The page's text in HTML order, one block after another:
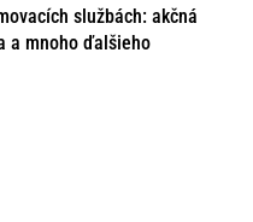
službách: akčná
a mnoho ďalšieho